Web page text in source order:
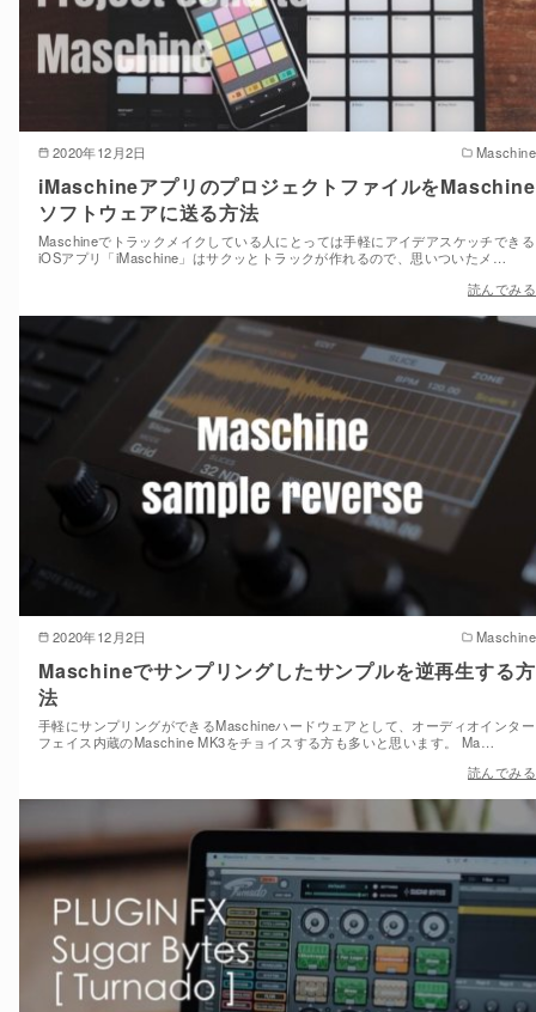
2020年12月2日 Maschine
iMaschineアプリのプロジェクトファイルをMaschine
ソフトウェアに送る方法
Maschineでトラックメイクしている人にとっては手軽にアイデアスケッチできる
iOSアプリ「iMaschine」はサクッとトラックが作れるので、思いついたメ…
読んでみる
2020年12月2日 Maschine
Maschineでサンプリングしたサンプルを逆再生する方
法
手軽にサンプリングができるMaschineハードウェアとして、オーディオインター
フェイス内蔵のMaschine MK3をチョイスする方も多いと思います。 Ma…
読んでみる